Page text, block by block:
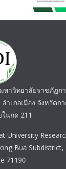
าวิทยาลัยราชภัฏก
ำเภอเมือง จังหวัดก
นกด 211
University
Bua
71190